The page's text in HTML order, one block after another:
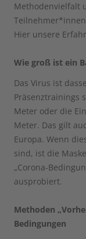
Methodenvielfalt
Hier unsere
Wie groß ist ein
Das Virus ist
Präsenztrainings
Meter oder die
Meter. Das gilt
Europa. Wenn
sind, ist die
„Corona-
ausprobiert.
Methoden
Bedingungen